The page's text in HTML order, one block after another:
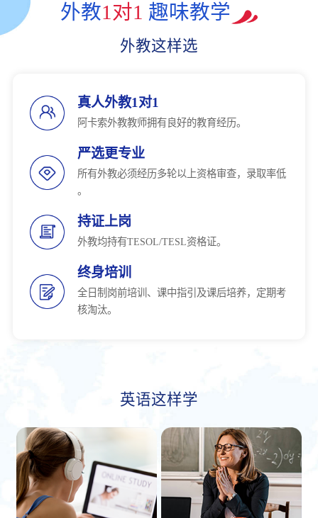
外教1对1 趣味教学
外教这样选
真人外教1对1
阿卡索外教教师拥有良好的教育经历。
严选更专业
所有外教必须经历多轮以上资格审查，录取率低
。
持证上岗
外教均持有TESOL/TESL资格证。
终身培训
全日制岗前培训、课中指引及课后培养，定期考
核淘汰。
英语这样学